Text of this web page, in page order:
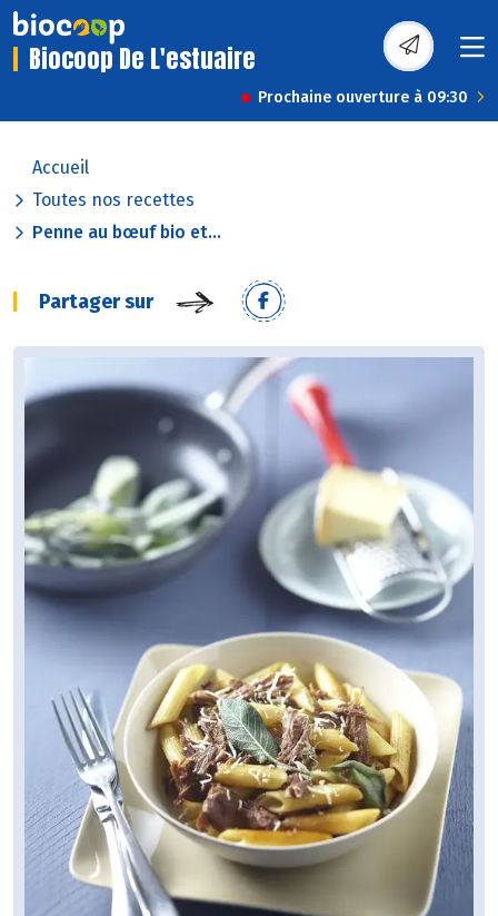
Biocoop De L'estuaire
Prochaine ouverture à 09:30
Accueil
Toutes nos recettes
Penne au bœuf bio et...
Partager sur